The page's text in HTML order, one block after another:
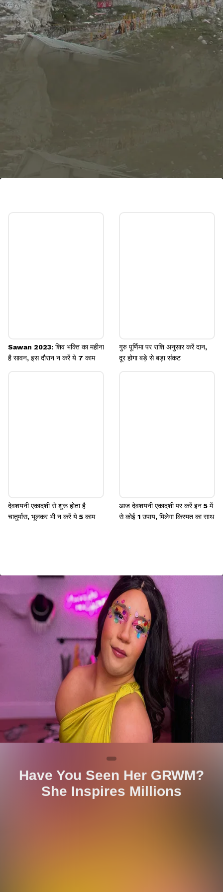
Sawan 2023: शिव भक्ति का महीना
है सावन, इस दौरान न करें ये 7 काम
गुरु पूर्णिमा पर राशि अनुसार करें दान,
दूर होगा बड़े से बड़ा संकट
देवशयनी एकादशी से शुरू होता है
चातुर्मास, भूलकर भी न करें ये 5 काम
आज देवशयनी एकादशी पर करें इन 5 में
से कोई 1 उपाय, मिलेगा किस्मत का साथ